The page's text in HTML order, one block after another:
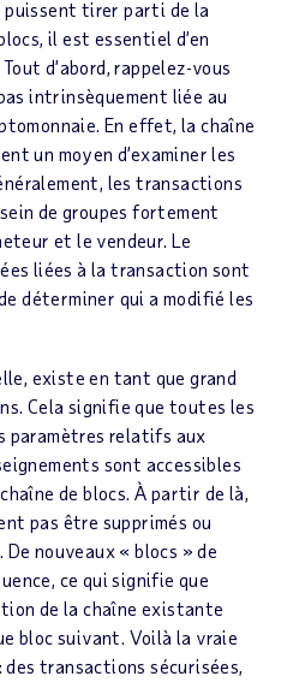
puissent tirer parti de la
il est essentiel d’en
d’abord, rappelez-vous
intrinsèquement liée au
En effet, la chaîne
un moyen d’examiner les
les transactions
de groupes fortement
et le vendeur. Le
liées à la transaction sont
déterminer qui a modifié les
existe en tant que grand
Cela signifie que toutes les
paramètres relatifs aux
sont accessibles
de blocs. À partir de là,
pas être supprimés ou
nouveaux « blocs » de
ce qui signifie que
de la chaîne existante
bloc suivant. Voilà la vraie
des transactions sécurisées,